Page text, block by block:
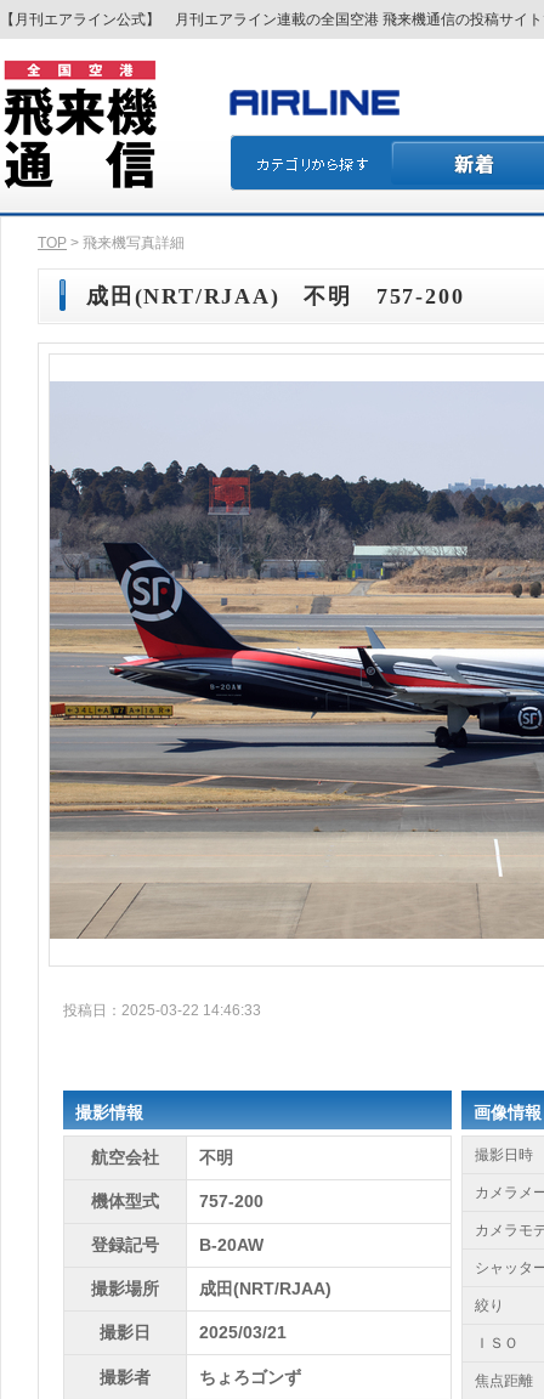
【月刊エアライン公式】 月刊エアライン連載の全国空港 飛来機通信の投稿サイ
TOP > 飛来機写真詳細
成田(NRT/RJAA) 不明 757-200
投稿日：2025-03-22 14:46:33
撮影情報
航空会社 不明
機体型式 757-200
登録記号 B-20AW
撮影場所 成田(NRT/RJAA)
撮影日 2025/03/21
撮影者 ちょろゴンず
画像情報
撮影日時
カメラメ
カメラモ
シャッタ
絞り
ＩＳＯ
焦点距離